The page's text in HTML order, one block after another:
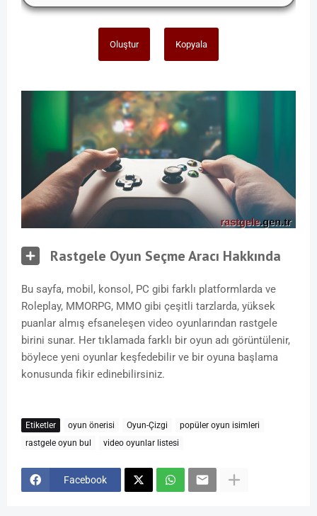
Oluştur Kopyala
Rastgele Oyun Seçme Aracı Hakkında
Bu sayfa, mobil, konsol, PC gibi farklı platformlarda ve
Roleplay, MMORPG, MMO gibi çeşitli tarzlarda, yüksek
puanlar almış efsaneleşen video oyunlarından rastgele
birini sunar. Her tıklamada farklı bir oyun adı görüntülenir,
böylece yeni oyunlar keşfedebilir ve bir oyuna başlama
konusunda fikir edinebilirsiniz.
Etiketler oyun önerisi Oyun-Çizgi
popüler oyun isimleri
rastgele oyun bul
video oyunlar listesi
Facebook